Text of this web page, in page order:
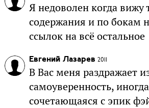
Я недоволен когда вижу
содержания и по бокам
ссылок на всё остальное
Евгений Лазарев 2011
В Вас меня раздражает
самоуверенность,
сочетающаяся с эпик